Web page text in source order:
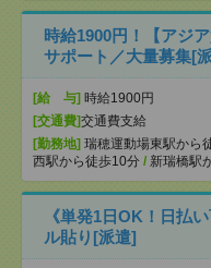
時給1900円！【アジ
サポート／大量募集[
[給 与] 時給1900円
[交通費]交通費支給
[勤務地] 瑞穂運動場東駅から
西駅から徒歩10分 / 新瑞橋駅
《単発1日OK！日払
ル貼り[派遣]